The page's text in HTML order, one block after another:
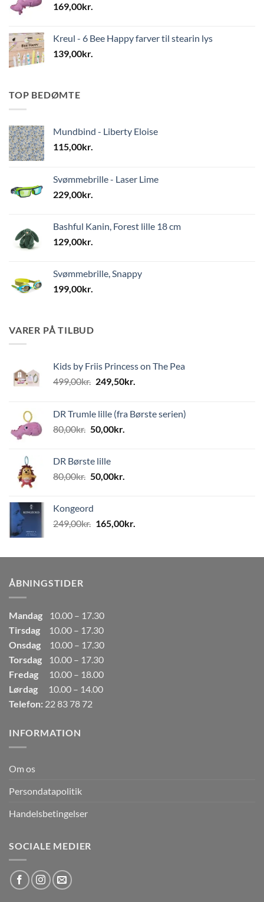
169,00kr.
Kreul - 6 Bee Happy farver til stearin lys
139,00kr.
TOP BEDØMTE
Mundbind - Liberty Eloise
115,00kr.
Svømmebrille - Laser Lime
229,00kr.
Bashful Kanin, Forest lille 18 cm
129,00kr.
Svømmebrille, Snappy
199,00kr.
VARER PÅ TILBUD
Kids by Friis Princess on The Pea
499,00kr. Den
var:
499,00kr..
249,50kr.
er:
DR Trumle lille (fra Børste serien)
80,00kr. Den
var:
80,00kr..
50,00kr.
50,00kr..
DR Børste lille
80,00kr. Den
var:
80,00kr..
50,00kr.
50,00kr..
Kongeord
249,00kr. Den
var:
165,00kr.
er:
ÅBNINGSTIDER
Mandag
10.00 – 17.30
Tirsdag
10.00 – 17.30
Onsdag
10.00 – 17.30
Torsdag
10.00 – 17.30
Fredag
10.00 – 18.00
Lørdag
10.00 – 14.00
Telefon: 22 83 78 72
INFORMATION
Om os
Persondatapolitik
Handelsbetingelser
SOCIALE MEDIER